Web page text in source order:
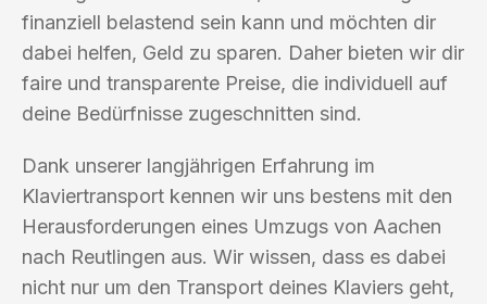
finanziell belastend sein kann und möchten dir
dabei helfen, Geld zu sparen. Daher bieten wir dir
faire und transparente Preise, die individuell auf
deine Bedürfnisse zugeschnitten sind.
Dank unserer langjährigen Erfahrung im
Klaviertransport kennen wir uns bestens mit den
Herausforderungen eines Umzugs von Aachen
nach Reutlingen aus. Wir wissen, dass es dabei
nicht nur um den Transport deines Klaviers geht,